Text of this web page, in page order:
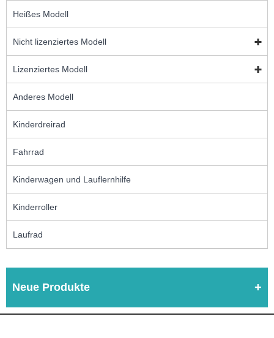
Heißes Modell
Nicht lizenziertes Modell
Lizenziertes Modell
Anderes Modell
Kinderdreirad
Fahrrad
Kinderwagen und Lauflernhilfe
Kinderroller
Laufrad
Neue Produkte